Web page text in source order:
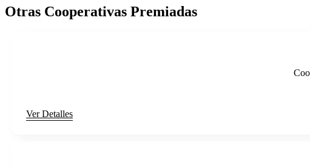
Otras Cooperativas Premiadas
Ver Detalles